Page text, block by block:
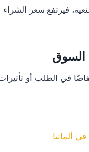
السوق
ألمانيا